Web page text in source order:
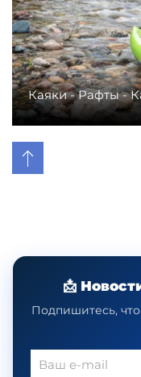
Каяки - Рафты -
📩
Подпишитесь,